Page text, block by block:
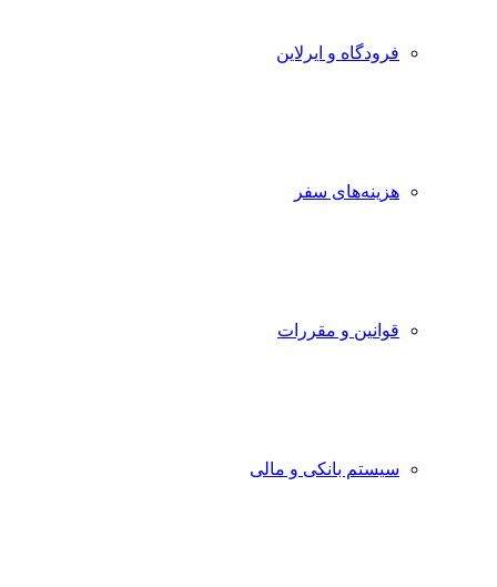
فرودگاه و ایرلاین
هزینه‌های سفر
قوانین و مقررات
سیستم بانکی و مالی